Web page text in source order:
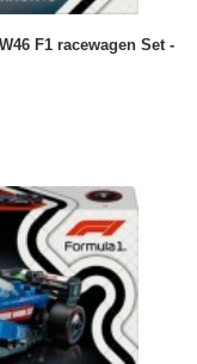
F1 racewagen Set -